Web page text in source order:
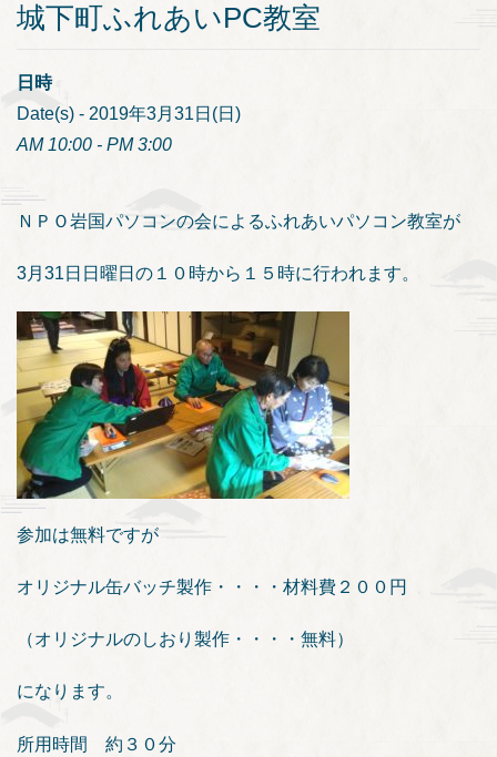
城下町ふれあいPC教室
日時
Date(s) - 2019年3月31日(日)
AM 10:00 - PM 3:00
ＮＰＯ岩国パソコンの会によるふれあいパソコン教室が
3月31日日曜日の１０時から１５時に行われます。
参加は無料ですが
オリジナル缶バッチ製作・・・・材料費２００円
（オリジナルのしおり製作・・・・無料）
になります。
所用時間 約３０分